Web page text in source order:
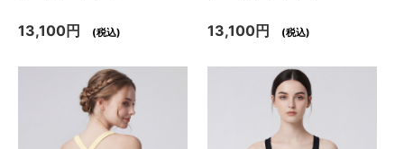
13,100円 (税込) 13,100円 (税込)